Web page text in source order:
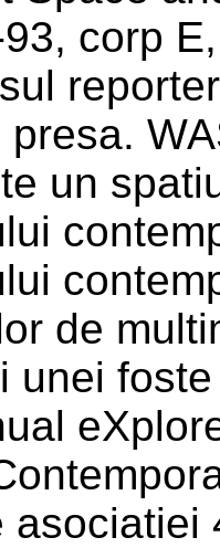
corp
presa.
un
de
unei
asociatiei